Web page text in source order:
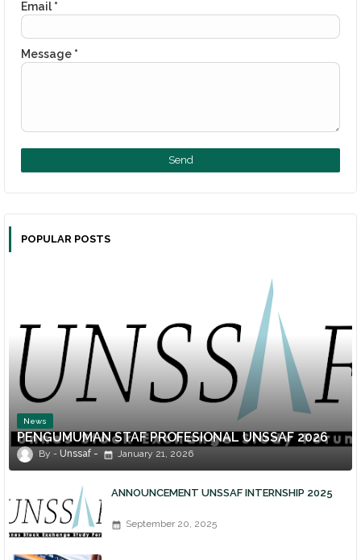
Email *
Message *
POPULAR POSTS
News
PENGUMUMAN STAF PROFESIONAL UNSSAF 2026
Unssaf January 21, 2026
ANNOUNCEMENT UNSSAF INTERNSHIP 2025
September 20, 2025